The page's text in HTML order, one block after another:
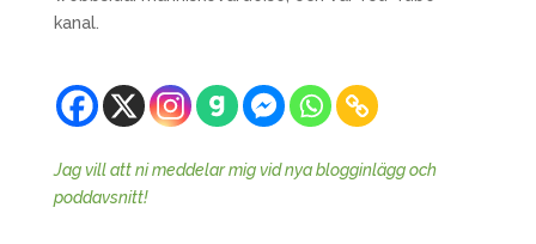
kanal.
Jag vill att ni meddelar mig vid nya blogginlägg och
poddavsnitt!